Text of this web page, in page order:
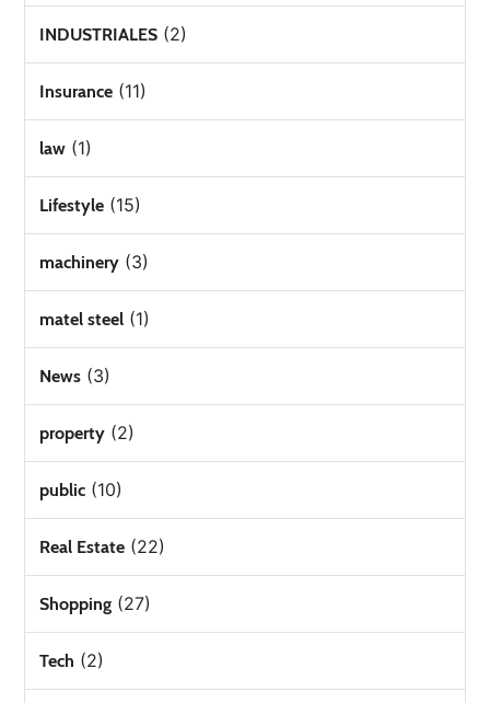
INDUSTRIALES (2)
Insurance (11)
law (1)
Lifestyle (15)
machinery (3)
matel steel (1)
News (3)
property (2)
public (10)
Real Estate (22)
Shopping (27)
Tech (2)